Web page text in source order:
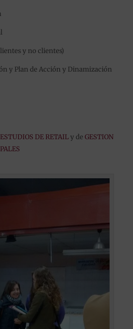
y no clientes)
y Plan de Acción y Dinamización
ESTUDIOS DE RETAILy de GESTION